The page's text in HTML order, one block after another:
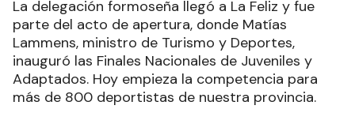
La delegación formoseña llegó a La Feliz y fue
parte del acto de apertura, donde Matías
Lammens, ministro de Turismo y Deportes,
inauguró las Finales Nacionales de Juveniles y
Adaptados. Hoy empieza la competencia para
más de 800 deportistas de nuestra provincia.